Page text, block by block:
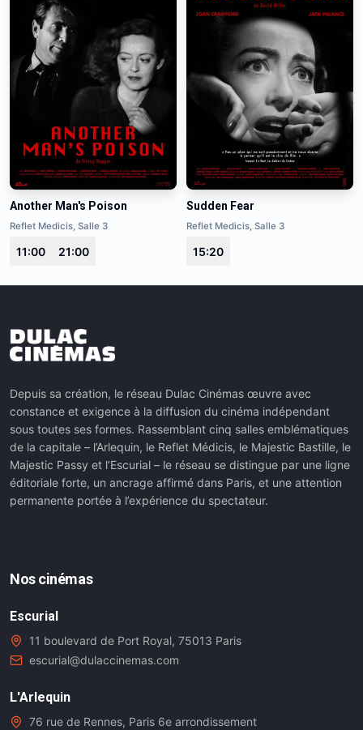
Another Man's Poison
Reflet Medicis, Salle 3
11:00 21:00
Sudden Fear
Reflet Medicis, Salle 3
15:20
Depuis sa création, le réseau Dulac Cinémas œuvre avec
constance et exigence à la diffusion du cinéma indépendant
sous toutes ses formes. Rassemblant cinq salles emblématiques
de la capitale – l’Arlequin, le Reflet Médicis, le Majestic Bastille, le
Majestic Passy et l’Escurial – le réseau se distingue par une ligne
éditoriale forte, un ancrage affirmé dans Paris, et une attention
permanente portée à l’expérience du spectateur.
Nos cinémas
Escurial
11 boulevard de Port Royal, 75013 Paris
escurial@dulaccinemas.com
L'Arlequin
76 rue de Rennes, Paris 6e arrondissement